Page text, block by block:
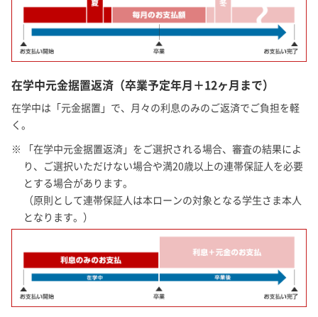
在学中元金据置返済（卒業予定年月＋12ヶ月まで）
在学中は「元金据置」で、月々の利息のみのご返済でご負担を軽
く。
※ 「在学中元金据置返済」をご選択される場合、審査の結果によ
り、ご選択いただけない場合や満20歳以上の連帯保証人を必要
とする場合があります。
（原則として連帯保証人は本ローンの対象となる学生さま本人
となります。）